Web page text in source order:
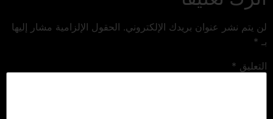
لن يتم نشر عنوان بريدك الإلكتروني. الحقول الإلزامية مشار إليها
بـ *
التعليق *